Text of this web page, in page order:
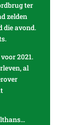
ter
zelden
die avond.
2021.
al